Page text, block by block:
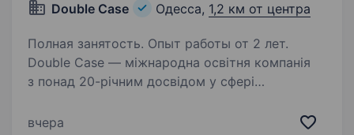
Double Case Одесса, 1,2 км от центра
Полная занятость. Опыт работы от 2 лет.
Double Case — міжнародна освітня компанія
з понад 20-річним досвідом у сфері
компаній у сфері спеціалізованої освіти, яка
вчера